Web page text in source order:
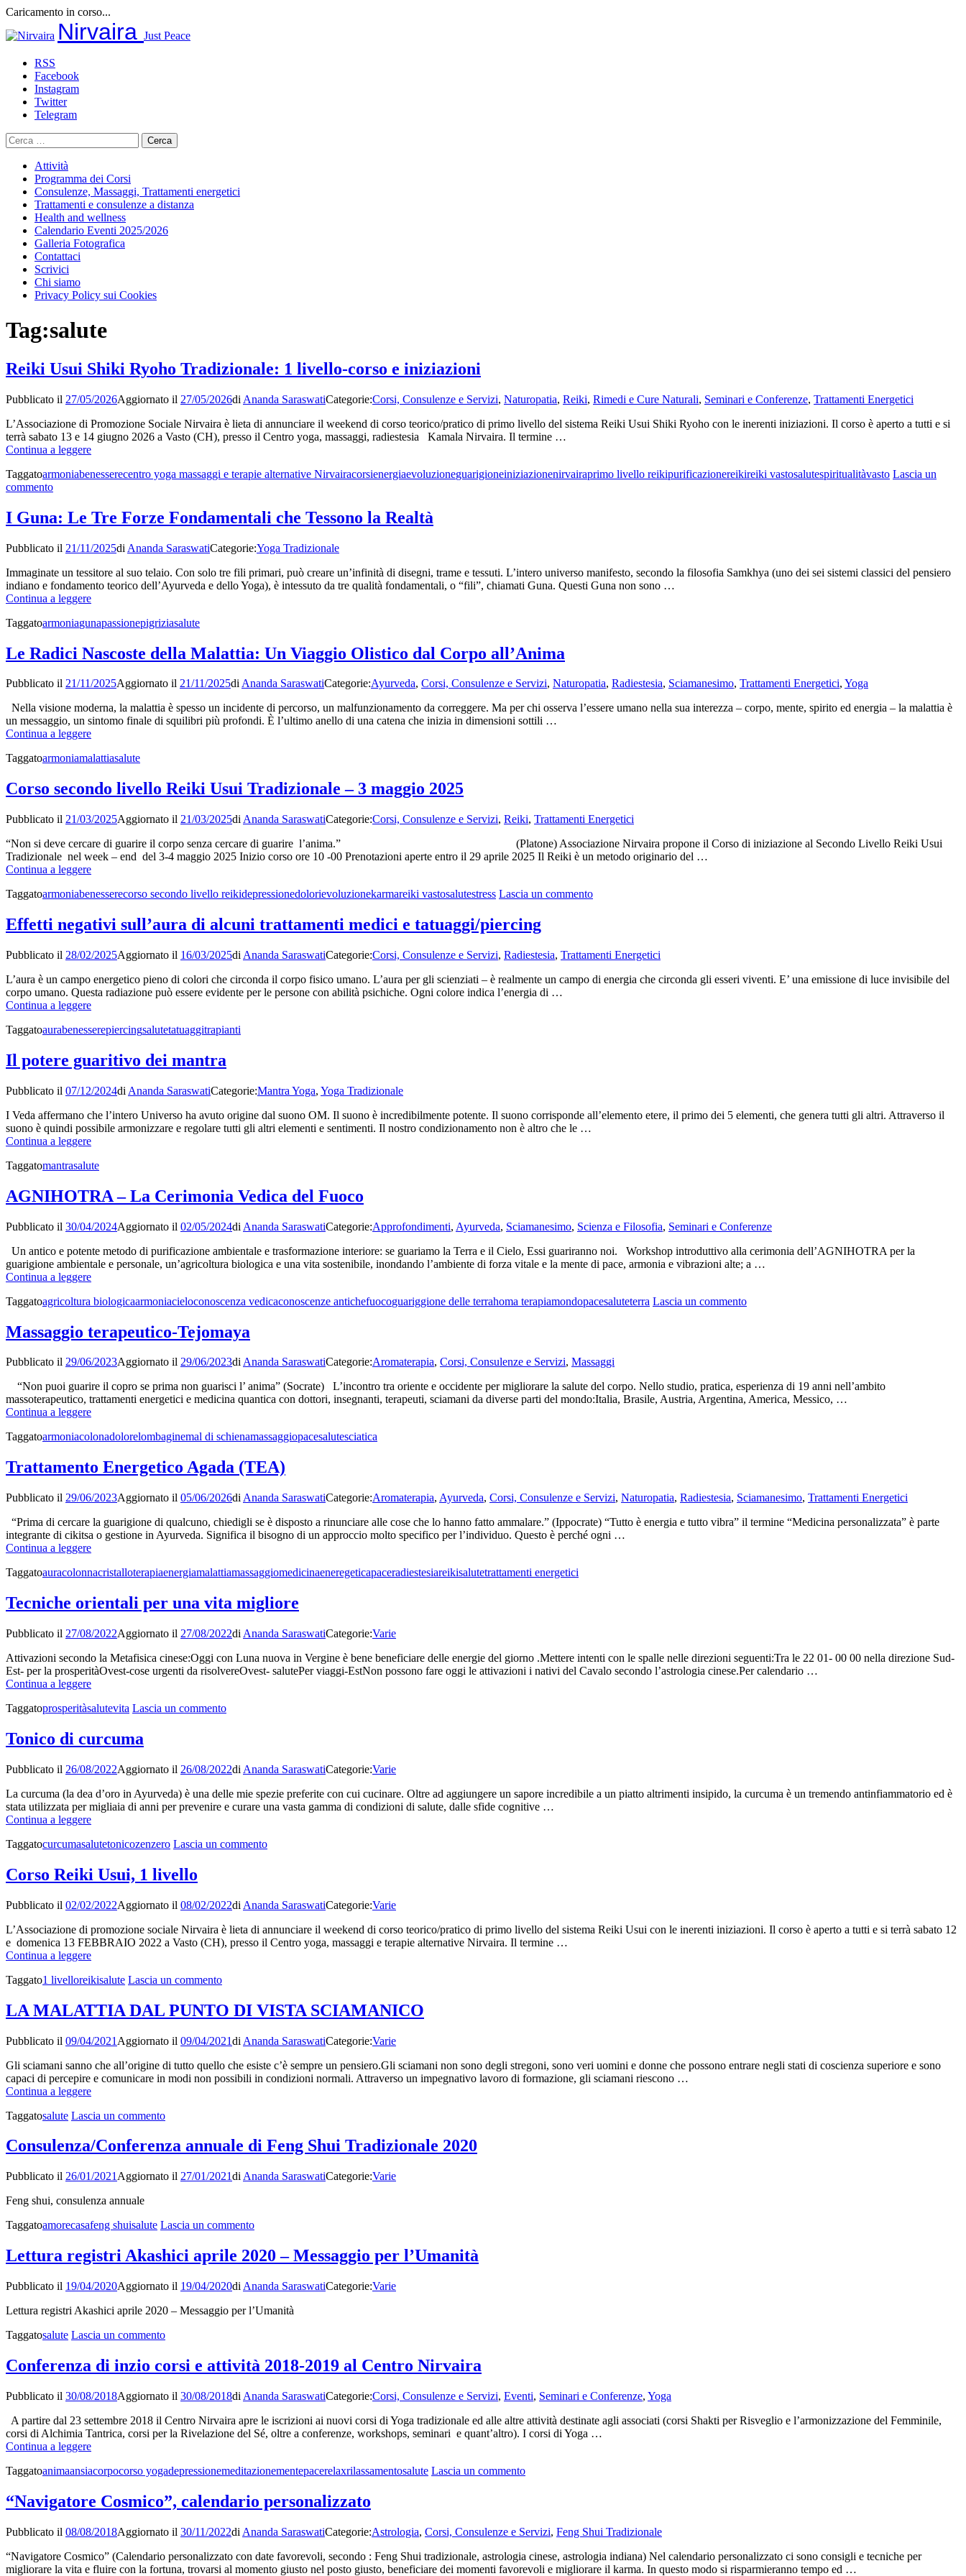
Caricamento in corso...
al
Nirvaira Just Peace
RSS
Facebook
Instagram
Twitter
Telegram
Ricerca
per:
Attività
Programma dei Corsi
Consulenze, Massaggi, Trattamenti energetici
Trattamenti e consulenze a distanza
Health and wellness
Calendario Eventi 2025/2026
Galleria Fotografica
Contattaci
Scrivici
Chi siamo
Privacy Policy sui Cookies
Tag:salute
Reiki Usui Shiki Ryoho Tradizionale: 1 livello-corso e iniziazioni
Pubblicato il 27/05/2026Aggiornato il 27/05/2026di Ananda SaraswatiCategorie:Corsi, Consulenze e Servizi, Naturopatia, Reiki, Rimedi e Cure Naturali, Seminari e Conferenze, Trattamenti Energetici
L’Associazione di Promozione Sociale Nirvaira è lieta di annunciare il weekend di corso teorico/pratico di primo livello del sistema Reiki Usui Shiki Ryoho con le inerenti iniziazioni. Il corso è aperto a tutti e si
terrà sabato 13 e 14 giugno 2026 a Vasto (CH), presso il Centro yoga, massaggi, radiestesia Kamala Nirvaira. Il termine …
Continua a leggereReiki
Shiki
1
livello-
e
Taggatoarmoniabenesserecentro yoga massaggi e terapie alternative Nirvairacorsienergiaevoluzioneguarigioneiniziazionenirvairaprimo livello reikipurificazionereikireiki vastosalutespiritualitàvasto Lascia un
commentosu
Usui
Shiki
Tradizionale:
livello-
corso
e
I Guna: Le Tre Forze Fondamentali che Tessono la Realtà
Pubblicato il 21/11/2025di Ananda SaraswatiCategorie:Yoga Tradizionale
Immaginate un tessitore al suo telaio. Con solo tre fili primari, può creare un’infinità di disegni, trame e tessuti. L’intero universo manifesto, secondo la filosofia Samkhya (uno dei sei sistemi classici del pensiero
indiano e fondamento teorico dell’Ayurveda e dello Yoga), è intessuto da tre qualità fondamentali, o “fili”, chiamati Guna. Questi Guna non sono …
Continua a leggereI
Le
Forze
Fondamentali
Tessono
la
Realtà
Taggatoarmoniagunapassionepigriziasalute
Le Radici Nascoste della Malattia: Un Viaggio Olistico dal Corpo all’Anima
Pubblicato il 21/11/2025Aggiornato il 21/11/2025diAnanda SaraswatiCategorie:Ayurveda, Corsi, Consulenze e Servizi, Naturopatia, Radiestesia, Sciamanesimo, Trattamenti Energetici, Yoga
Nella visione moderna, la malattia è spesso un incidente di percorso, un malfunzionamento da correggere. Ma per chi osserva l’essere umano nella sua interezza – corpo, mente, spirito ed energia – la malattia è
un messaggio, un sintomo finale di squilibri più profondi. È l’ultimo anello di una catena che inizia in dimensioni sottili …
Continua a leggereLe
Nascoste
Malattia:
Un
Olistico
Corpo
all’Anima
Taggatoarmoniamalattiasalute
Corso secondo livello Reiki Usui Tradizionale – 3 maggio 2025
Pubblicato il 21/03/2025Aggiornato il 21/03/2025di Ananda SaraswatiCategorie:Corsi, Consulenze e Servizi, Reiki, Trattamenti Energetici
“Non si deve cercare di guarire il corpo senza cercare di guarire l’anima.” (Platone) Associazione Nirvaira propone il Corso di iniziazione al Secondo Livello Reiki Usui
Tradizionale nel week – end del 3-4 maggio 2025 Inizio corso ore 10 -00 Prenotazioni aperte entro il 29 aprile 2025 Il Reiki è un metodo originario del …
Continua a leggereCorso
livello
Usui
Tradizionale
3
2025
Taggatoarmoniabenesserecorso secondo livello reikidepressionedolorievoluzionekarmareiki vastosalutestress Lascia un commentosu
Usui
–
Effetti negativi sull’aura di alcuni trattamenti medici e tatuaggi/piercing
Pubblicato il 28/02/2025Aggiornato il 16/03/2025di Ananda SaraswatiCategorie:Corsi, Consulenze e Servizi, Radiestesia, Trattamenti Energetici
L’aura è un campo energetico pieno di colori che circonda il corpo fisico umano. L’aura per gli scienziati – è realmente un campo di energia che circonda gli esseri viventi. E’ una emissione di luce invisibile del
corpo umano. Questa radiazione può essere evidente per le persone con abilità psichiche. Ogni colore indica l’energia di …
Continua a leggereEffetti
sull’aura
alcuni
trattamenti
e
Taggatoaurabenesserepiercingsalutetatuaggitrapianti
Il potere guaritivo dei mantra
Pubblicato il 07/12/2024di Ananda SaraswatiCategorie:Mantra Yoga, Yoga Tradizionale
I Veda affermano che l’intero Universo ha avuto origine dal suono OM. Il suono è incredibilmente potente. Il suono corrisponde all’elemento etere, il primo dei 5 elementi, che genera tutti gli altri. Attraverso il
suono è quindi possibile armonizzare e regolare tutti gli altri elementi e sentimenti. Il nostro condizionamento non è altro che le …
Continua a leggereIl
guaritivo
mantra
Taggatomantrasalute
AGNIHOTRA – La Cerimonia Vedica del Fuoco
Pubblicato il 30/04/2024Aggiornato il 02/05/2024di Ananda SaraswatiCategorie:Approfondimenti, Ayurveda, Sciamanesimo, Scienza e Filosofia, Seminari e Conferenze
Un antico e potente metodo di purificazione ambientale e trasformazione interiore: se guariamo la Terra e il Cielo, Essi guariranno noi. Workshop introduttivo alla cerimonia dell’AGNIHOTRA per la
guarigione ambientale e personale, un’agricoltura biologica e una vita sostenibile, inondando l’ambiente di forza vitale e la mente di pace, armonia e vibrazioni alte; a …
Continua a leggereAGNIHOTRA
La
Vedica
del
Taggatoagricoltura biologicaarmoniacieloconoscenza vedicaconoscenze antichefuocoguariggione delle terrahoma terapiamondopacesaluteterra Lascia un commentosu
Fuoco
Massaggio terapeutico-Tejomaya
Pubblicato il 29/06/2023Aggiornato il 29/06/2023diAnanda SaraswatiCategorie:Aromaterapia, Corsi, Consulenze e Servizi, Massaggi
“Non puoi guarire il copro se prima non guarisci l’ anima” (Socrate) L’incontro tra oriente e occidente per migliorare la salute del corpo. Nello studio, pratica, esperienza di 19 anni nell’ambito
massoterapeutico, trattamenti energetici e medicina quantica con dottori, insegnanti, terapeuti, sciamani da diverse parti del mondo:Italia, Brasile, Austria, Argentina, America, Messico, …
Continua a leggereMassaggio
Tejomaya
Taggatoarmoniacolonadolorelombaginemal di schienamassaggiopacesalutesciatica
Trattamento Energetico Agada (TEA)
Pubblicato il 29/06/2023Aggiornato il 05/06/2026di Ananda SaraswatiCategorie:Aromaterapia, Ayurveda, Corsi, Consulenze e Servizi, Naturopatia, Radiestesia, Sciamanesimo, Trattamenti Energetici
“Prima di cercare la guarigione di qualcuno, chiedigli se è disposto a rinunciare alle cose che lo hanno fatto ammalare.” (Ippocrate) “Tutto è energia e tutto vibra” il termine “Medicina personalizzata” è parte
integrante di cikitsa o gestione in Ayurveda. Significa il bisogno di un approccio molto specifico per l’individuo. Questo è perché ogni …
Continua a leggereTrattamento
Agada
Taggatoauracolonnacristalloterapiaenergiamalattiamassaggiomedicinaeneregeticapaceradiestesiareikisalutetrattamenti energetici
Tecniche orientali per una vita migliore
Pubblicato il 27/08/2022Aggiornato il 27/08/2022di Ananda SaraswatiCategorie:Varie
Attivazioni secondo la Metafisica cinese:Oggi con Luna nuova in Vergine è bene beneficiare delle energie del giorno .Mettere intenti con le spalle nelle direzioni seguenti:Tra le 22 01- 00 00 nella direzione Sud-
Est- per la prosperitàOvest-cose urgenti da risolvereOvest- salutePer viaggi-EstNon possono fare oggi le attivazioni i nativi del Cavalo secondo l’astrologia cinese.Per calendario …
Continua a leggereTecniche
per
vita
migliore
Taggatoprosperitàsalutevita Lascia un commentosu
vita
Tonico di curcuma
Pubblicato il 26/08/2022Aggiornato il 26/08/2022di Ananda SaraswatiCategorie:Varie
La curcuma (la dea d’oro in Ayurveda) è una delle mie spezie preferite con cui cucinare. Oltre ad aggiungere un sapore incredibile a un piatto altrimenti insipido, la curcuma è un tremendo antinfiammatorio ed è
stata utilizzata per migliaia di anni per prevenire e curare una vasta gamma di condizioni di salute, dalle sfide cognitive …
Continua a leggereTonico
curcuma
Taggatocurcumasalutetonicozenzero Lascia un commentosu
Corso Reiki Usui, 1 livello
Pubblicato il 02/02/2022Aggiornato il 08/02/2022di Ananda SaraswatiCategorie:Varie
L’Associazione di promozione sociale Nirvaira è lieta di annunciare il weekend di corso teorico/pratico di primo livello del sistema Reiki Usui con le inerenti iniziazioni. Il corso è aperto a tutti e si terrà sabato 12
e domenica 13 FEBBRAIO 2022 a Vasto (CH), presso il Centro yoga, massaggi e terapie alternative Nirvaira. Il termine …
Continua a leggereCorso
Usui,
livello
Taggato1 livelloreikisalute Lascia un commentosu
Reiki
Usui,
livello
LA MALATTIA DAL PUNTO DI VISTA SCIAMANICO
Pubblicato il 09/04/2021 Aggiornato il 09/04/2021di Ananda SaraswatiCategorie:Varie
Gli sciamani sanno che all’origine di tutto quello che esiste c’è sempre un pensiero.Gli sciamani non sono degli stregoni, sono veri uomini e donne che possono entrare negli stati di coscienza superiore e sono
capaci di percepire e comunicare in modi non possibili in condizioni normali. Attraverso un impegnativo lavoro di formazione, gli sciamani riescono …
Continua a leggereLA
DAL
DI
VISTA
Taggatosalute Lascia un commentosu
MALATTIA
DAL
DI
Consulenza/Conferenza annuale di Feng Shui Tradizionale 2020
Pubblicato il 26/01/2021 Aggiornato il 27/01/2021di Ananda SaraswatiCategorie:Varie
Feng shui, consulenza annuale
Taggatoamorecasafeng shuisalute Lascia un commentosu
annuale
di
Shui
2020
Lettura registri Akashici aprile 2020 – Messaggio per l’Umanità
Pubblicato il 19/04/2020Aggiornato il 19/04/2020di Ananda SaraswatiCategorie:Varie
Lettura registri Akashici aprile 2020 – Messaggio per l’Umanità
Taggatosalute Lascia un commentosu
registri
Akashici
2020
Messaggio
per
Conferenza di inzio corsi e attività 2018-2019 al Centro Nirvaira
Pubblicato il 30/08/2018Aggiornato il 30/08/2018di Ananda SaraswatiCategorie:Corsi, Consulenze e Servizi, Eventi, Seminari e Conferenze, Yoga
A partire dal 23 settembre 2018 il Centro Nirvaira apre le iscrizioni ai nuovi corsi di Yoga tradizionale ed alle altre attività destinate agli associati (corsi Shakti per Risveglio e l’armonizzazione del Femminile,
corsi di Alchimia Tantrica, corsi per la Rivelazione del Sé, oltre a conferenze, workshops, seminari e quant’altro). I corsi di Yoga …
Continua a leggereConferenza
inzio
e
attività
2019
Centro
Taggatoanimaansiacorpocorso yogadepressionemeditazionementepacerelaxrilassamentosalute Lascia un commentosu
e
2018-
2019
“Navigatore Cosmico”, calendario personalizzato
Pubblicato il 08/08/2018Aggiornato il 30/11/2022di Ananda SaraswatiCategorie:Astrologia, Corsi, Consulenze e Servizi, Feng Shui Tradizionale
“Navigatore Cosmico” (Calendario personalizzato con date favorevoli, secondo : Feng Shui tradizionale, astrologia cinese, astrologia indiana) Nel calendario personalizzato ci sono consigli e tecniche per
migliorare la vita e fluire con la fortuna, trovarsi al momento giusto nel posto giusto, beneficiare dei momenti favorevoli e migliorare il karma. In questo modo si risparmieranno tempo ed …